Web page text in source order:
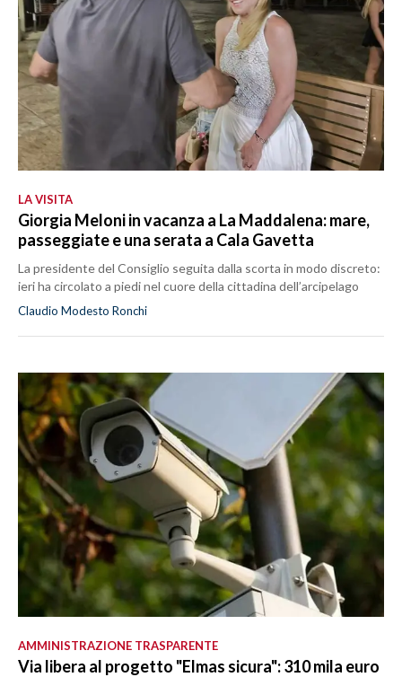
LA VISITA
Giorgia Meloni in vacanza a La Maddalena: mare,
passeggiate e una serata a Cala Gavetta
La presidente del Consiglio seguita dalla scorta in modo discreto:
ieri ha circolato a piedi nel cuore della cittadina dell’arcipelago
Claudio Modesto Ronchi
AMMINISTRAZIONE TRASPARENTE
Via libera al progetto "Elmas sicura": 310 mila euro